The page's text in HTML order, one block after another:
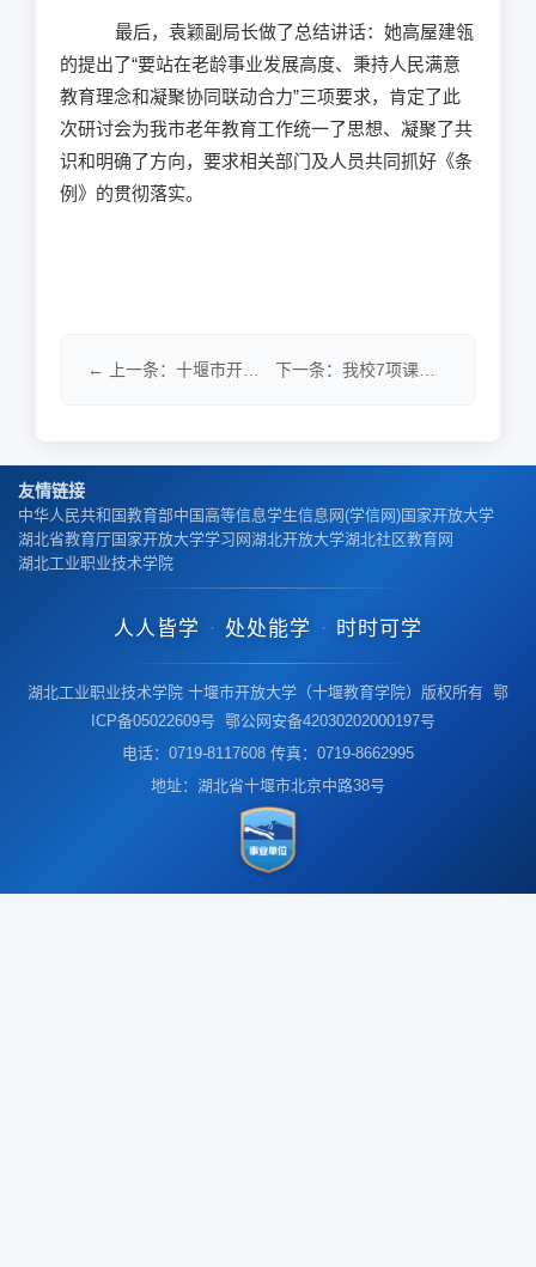
最后，袁颖副局长做了总结讲话：她高屋建瓴
的提出了“要站在老龄事业发展高度、秉持人民满意
教育理念和凝聚协同联动合力”三项要求，肯定了此
次研讨会为我市老年教育工作统一了思想、凝聚了共
识和明确了方向，要求相关部门及人员共同抓好《条
例》的贯彻落实。
友情链接
中华人民共和国教育部中国高等信息学生信息网(学信网)国家开放大学
湖北省教育厅国家开放大学学习网湖北开放大学湖北社区教育网
湖北工业职业技术学院
人人皆学 · 处处能学 · 时时可学
湖北工业职业技术学院 十堰市开放大学（十堰教育学院）版权所有 鄂
ICP备05022609号 鄂公网安备42030202000197号
电话：0719-8117608 传真：0719-8662995
地址：湖北省十堰市北京中路38号